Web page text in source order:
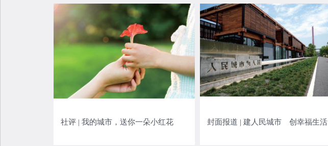
社评 | 我的城市，送你一朵小红花 封面报道 | 建人民城市 创幸福生活